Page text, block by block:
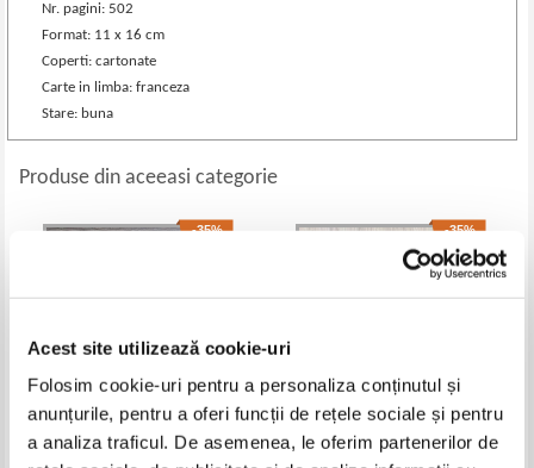
Acest site utilizează cookie-uri
Folosim cookie-uri pentru a personaliza conținutul și
anunțurile, pentru a oferi funcții de rețele sociale și pentru
a analiza traficul. De asemenea, le oferim partenerilor de
Nr. pagini: 502
Format: 11 x 16 cm
Coperti: cartonate
Carte in limba: franceza
Stare: buna
Produse din aceeasi categorie
-35% -35%